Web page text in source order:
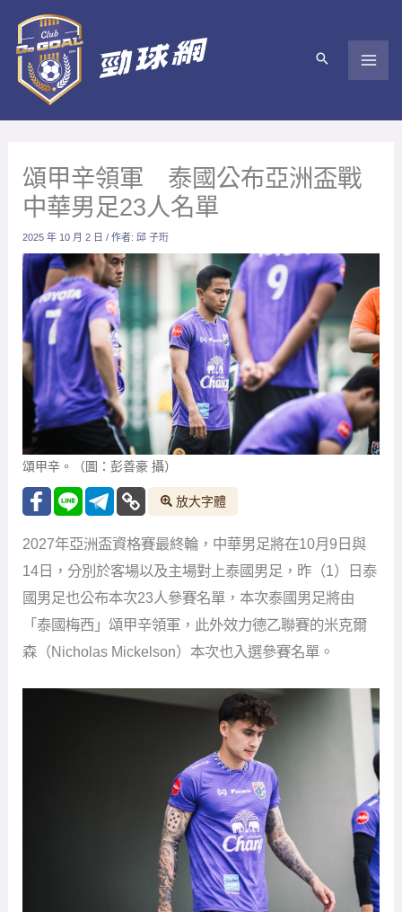
內
頌甲辛領軍 泰國公布亞洲盃戰
中華男足23人名單
2025 年 10 月 2 日/ 作者: 邱 子珩
頌甲辛。（圖：彭善豪 攝）
放大字體
2027年亞洲盃資格賽最終輪，中華男足將在10月9日與
14日，分別於客場以及主場對上泰國男足，昨（1）日泰
國男足也公布本次23人參賽名單，本次泰國男足將由
「泰國梅西」頌甲辛領軍，此外效力德乙聯賽的米克爾
森（Nicholas Mickelson）本次也入選參賽名單。